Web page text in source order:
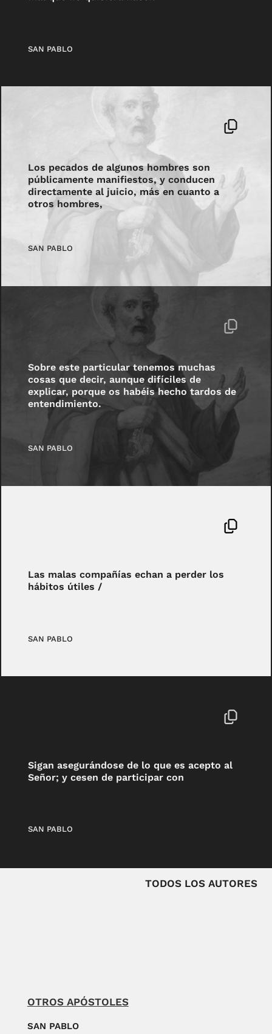
SAN PABLO
Los pecados de algunos hombres son
públicamente manifiestos, y conducen
directamente al juicio, más en cuanto a
otros hombres,
SAN PABLO
Sobre este particular tenemos muchas
cosas que decir, aunque difíciles de
explicar, porque os habéis hecho tardos de
entendimiento.
SAN PABLO
Las malas compañías echan a perder los
hábitos útiles /
SAN PABLO
Sigan asegurándose de lo que es acepto al
Señor; y cesen de participar con
SAN PABLO
TODOS LOS AUTORES
OTROS APÓSTOLES
SAN PABLO